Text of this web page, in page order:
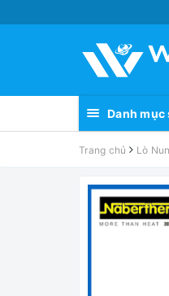
Danh mục
Trang chủ Lò